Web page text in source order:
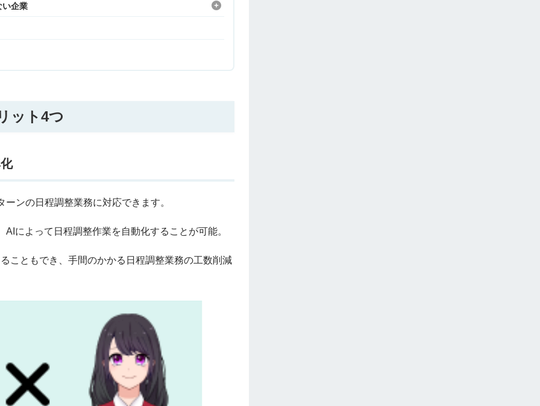
い企業
ット4つ
ンの日程調整業務に対応できます。
によって日程調整作業を自動化することが可能。
こともでき、手間のかかる日程調整業務の工数削減